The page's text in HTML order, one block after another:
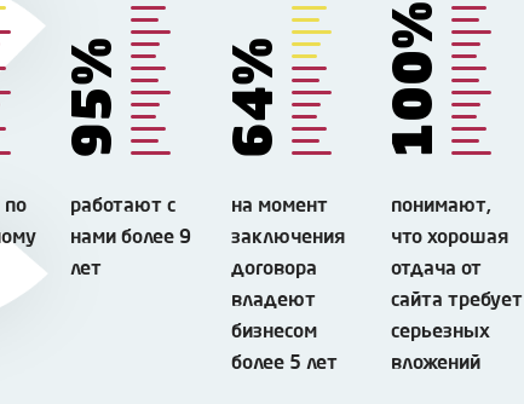
по
95%
работают с
нами более 9
лет
64%
на момент
заключения
договора
владеют
бизнесом
более 5 лет
100%
понимают,
что хорошая
отдача от
сайта требует
серьезных
вложений